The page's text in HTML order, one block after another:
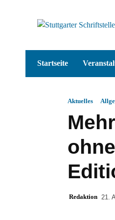
Startseite
Aktuelles
Redaktion 21.